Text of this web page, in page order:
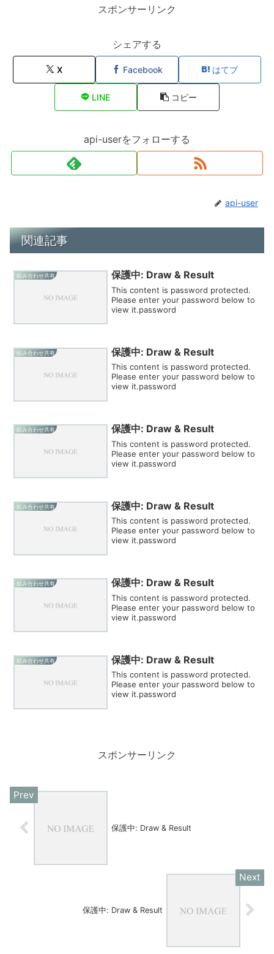
スポンサーリンク
シェアする
X Facebook はてブ
LINE コピー
api-userをフォローする
api-user
関連記事
組み合わせ共有 保護中: Draw & Result
This content is password protected.
Please enter your password below to
view it.password
組み合わせ共有 保護中: Draw & Result
This content is password protected.
Please enter your password below to
view it.password
組み合わせ共有 保護中: Draw & Result
This content is password protected.
Please enter your password below to
view it.password
組み合わせ共有 保護中: Draw & Result
This content is password protected.
Please enter your password below to
view it.password
組み合わせ共有 保護中: Draw & Result
This content is password protected.
Please enter your password below to
view it.password
組み合わせ共有 保護中: Draw & Result
This content is password protected.
Please enter your password below to
view it.password
スポンサーリンク
保護中: Draw & Result
保護中: Draw & Result